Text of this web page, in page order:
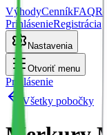
VýhodyCenníkFAQ
PrihlásenieRegistrácia
Nastavenia
Otvoriť menu
Prihlásenie
Všetky pobočky